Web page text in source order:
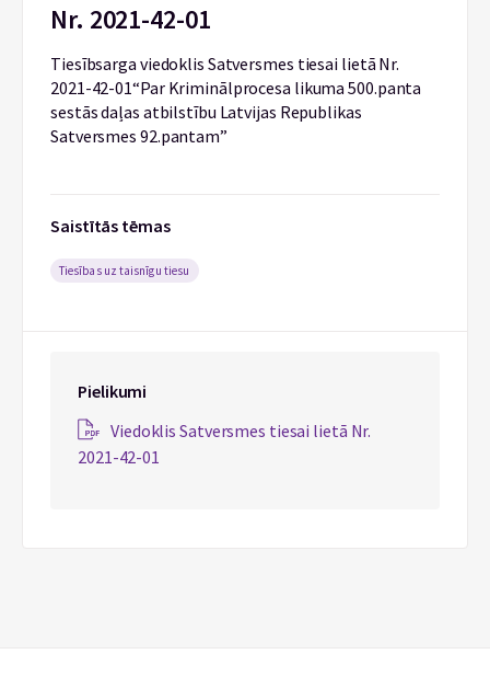
Nr. 2021-42-01
Tiesībsarga viedoklis Satversmes tiesai lietā Nr.
2021-42-01“Par Kriminālprocesa likuma 500.panta
sestās daļas atbilstību Latvijas Republikas
Satversmes 92.pantam”
Saistītās tēmas
Tiesības uz taisnīgu tiesu
Pielikumi
Viedoklis Satversmes tiesai lietā Nr.
2021-42-01